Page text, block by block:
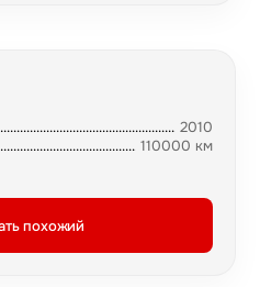
2010
110000 км
похожий